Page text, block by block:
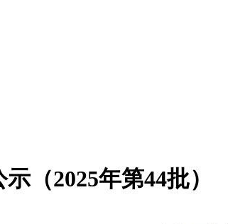
（2025年第44批）